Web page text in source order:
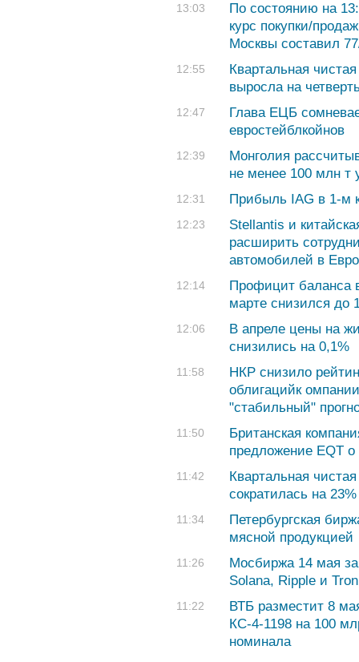
13:03
По состоянию на
курс покупки/
Москвы составил
12:55
Квартальная
выросла на
12:47
Глава ЕЦБ
евростейблкойнов
12:39
Монголия
не менее 100 млн т
12:31 Прибыль IAG в 1-м
12:23
Stellantis и
расширить
автомобилей в
12:14
Профицит баланса
марте снизился до
12:06
В апреле цены на
снизились на 0,1%
11:58
НКР снизило
облигацийк
"стабильный"
11:50
Британская
предложение EQT
11:42
Квартальная
сократилась на 23%
11:34
Петербургская
мясной продукцией
11:26
Мосбиржа 14 мая
Solana, Ripple и Tron
11:22
ВТБ разместит 8
КС-4-1198 на 100
номинала